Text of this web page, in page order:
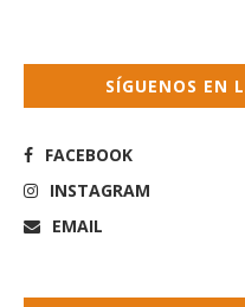
SÍGUENOS EN
FACEBOOK
INSTAGRAM
EMAIL